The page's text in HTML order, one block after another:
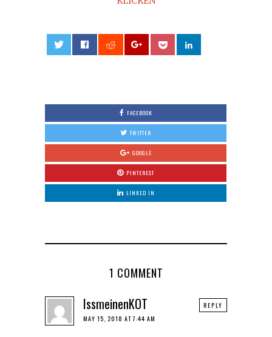
FACEBOOK
TWITTER
GOOGLE
PINTEREST
LINKED IN
1 COMMENT
IssmeinenKOT
MAY 15, 2018 AT 7:44 AM
REPLY